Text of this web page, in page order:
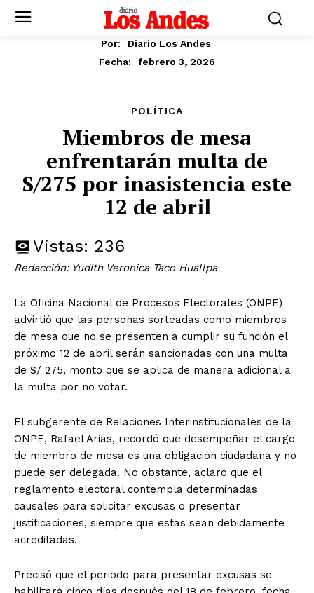
Por:
Diario Los Andes
Fecha:
febrero 3, 2026
POLÍTICA
Miembros de mesa
enfrentarán multa de
S/275 por inasistencia este
12 de abril
Vistas: 236
Redacción: Yudith Veronica Taco Huallpa
La Oficina Nacional de Procesos Electorales (ONPE)
advirtió que las personas sorteadas como miembros
de mesa que no se presenten a cumplir su función el
próximo 12 de abril serán sancionadas con una multa
de S/ 275, monto que se aplica de manera adicional a
la multa por no votar.
El subgerente de Relaciones Interinstitucionales de la
ONPE, Rafael Arias, recordó que desempeñar el cargo
de miembro de mesa es una obligación ciudadana y no
puede ser delegada. No obstante, aclaró que el
reglamento electoral contempla determinadas
causales para solicitar excusas o presentar
justificaciones, siempre que estas sean debidamente
acreditadas.
Precisó que el periodo para presentar excusas se